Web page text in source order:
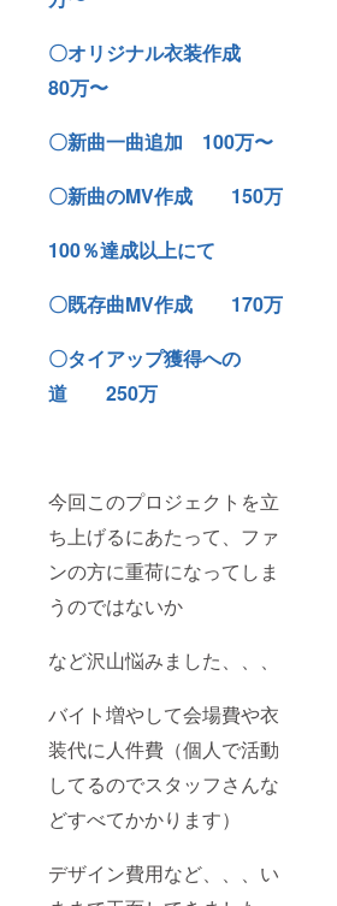
〇オリジナル衣装作成
80万〜
〇新曲一曲追加 100万〜
〇新曲のMV作成 150万
100％達成以上にて
〇既存曲MV作成 170万
〇タイアップ獲得への
道 250万
今回このプロジェクトを立
ち上げるにあたって、ファ
ンの方に重荷になってしま
うのではないか
など沢山悩みました、、、
バイト増やして会場費や衣
装代に人件費（個人で活動
してるのでスタッフさんな
どすべてかかります）
デザイン費用など、、、い